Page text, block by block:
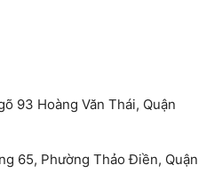
93 Hoàng Văn Thái, Quận
65, Phường Thảo Điền, Quận